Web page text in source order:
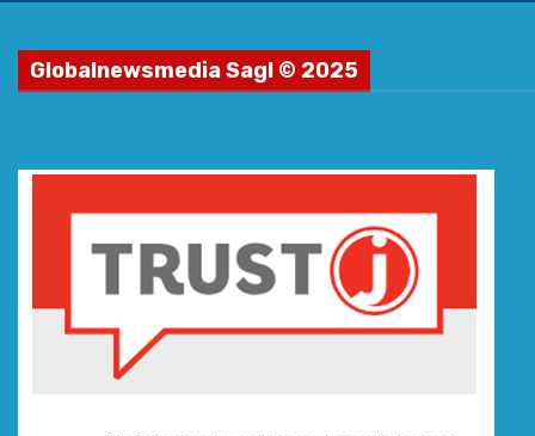
Globalnewsmedia Sagl © 2025